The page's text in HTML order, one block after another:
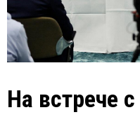
На встрече с